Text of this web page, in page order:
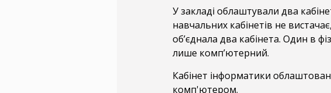
У закладі облаштували два
навчальних кабінетів не
об’єднала два кабінета. Один в
лише комп’ютерний.
Кабінет інформатики
комп'ютером.